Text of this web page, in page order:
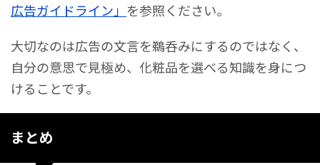
広告ガイドライン」 を参照ください。
大切なのは広告の文言を鵜呑みにするのではなく、
自分の意思で見極め、化粧品を選べる知識を身につ
けることです。
まとめ